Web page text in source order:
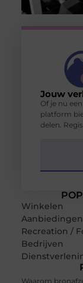
Winkelen
Aanbiedingen
Recreation /
Bedrijven
Waarom
Jouw
Of je nu
platform
delen.